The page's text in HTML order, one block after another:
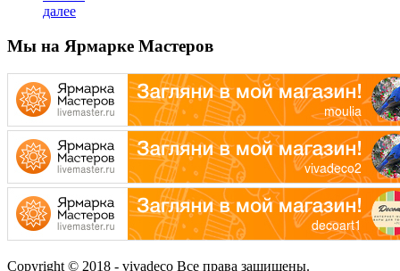
далее
Мы на Ярмарке Мастеров
Copyright © 2018 - vivadeco Все права защищены.